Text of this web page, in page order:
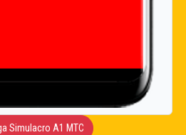
Simulacro A1 MTC